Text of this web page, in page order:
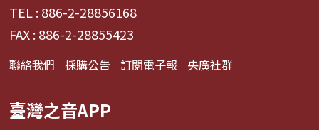
TEL : 886-2-28856168
FAX : 886-2-28855423
聯絡我們 採購公告 訂閱電子報 央廣社群
臺灣之音APP